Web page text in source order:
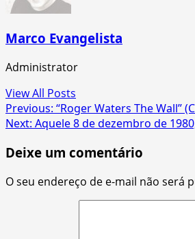
Marco Evangelista
Administrator
View All Posts
Post
navigation
Previous: “Roger Waters The Wall”
Next: Aquele 8 de dezembro de
Deixe um comentário
O seu endereço de e-mail não será